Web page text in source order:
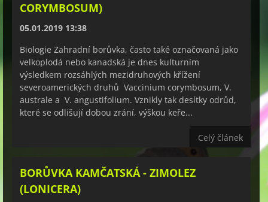
CORYMBOSUM)
05.01.2019 13:38
Biologie Zahradní borůvka, často také označovaná jako
velkoplodá nebo kanadská je dnes kulturním
výsledkem rozsáhlých mezidruhových křížení
severoamerických druhů Vaccinium corymbosum, V.
australe a V. angustifolium. Vznikly tak desítky odrůd,
které se odlišují dobou zrání, výškou keře...
Celý článek
BORŮVKA KAMČATSKÁ - ZIMOLEZ
(LONICERA)